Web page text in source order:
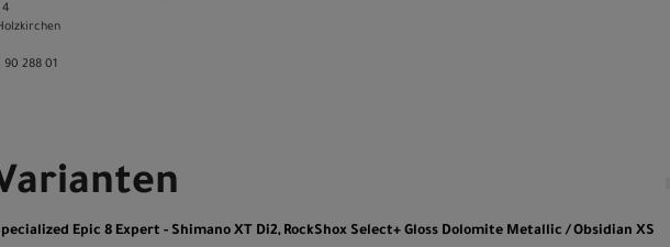
4
90 288 01
Epic 8 Expert - Shimano XT Di2, RockShox Select+ Gloss Dolomite Metallic / Obsidian XS